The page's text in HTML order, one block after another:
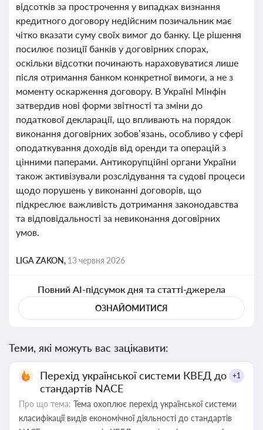
відсотків за прострочення у випадках визнання
кредитного договору недійсним позичальник має
чітко вказати суму своїх вимог до банку. Це рішення
посилює позиції банків у договірних спорах,
оскільки відсотки починають нараховуватися лише
після отримання банком конкретної вимоги, а не з
моменту оскарження договору. В Україні Мінфін
затвердив нові форми звітності та зміни до
податкової декларації, що впливають на порядок
виконання договірних зобов’язань, особливо у сфері
оподаткування доходів від оренди та операцій з
цінними паперами. Антикорупційні органи України
також активізували розслідування та судові процеси
щодо порушень у виконанні договорів, що
підкреслює важливість дотримання законодавства
та відповідальності за невиконання договірних
умов.
LIGA ZAKON, 13 червня 2026
Повний AI-підсумок дня та статті-джерела
ОЗНАЙОМИТИСЯ
Теми, які можуть вас зацікавити:
Перехід української системи КВЕД до
стандартів NACE
+1
Про що тема: Тема охоплює перехід української системи
класифікації видів економічної діяльності до стандартів